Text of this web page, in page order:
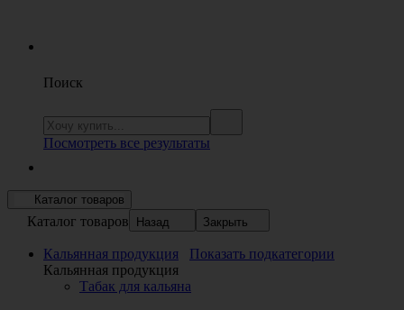
Поиск
Посмотреть все результаты
Каталог товаров
Каталог товаров Назад Закрыть
Кальянная продукция
Показать подкатегории
Кальянная продукция
Табак для кальяна